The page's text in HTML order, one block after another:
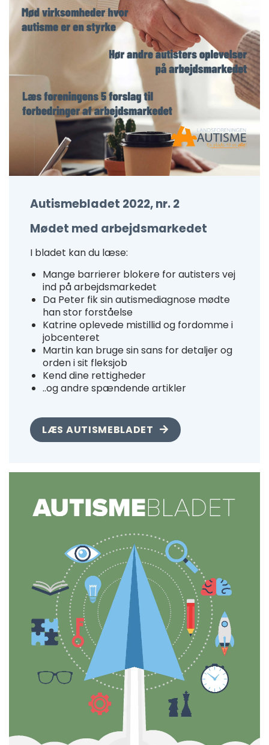
Autismebladet 2022, nr. 2
Mødet med arbejdsmarkedet
I bladet kan du læse:
Mange barrierer blokere for autisters vej
ind på arbejdsmarkedet
Da Peter fik sin autismediagnose mødte
han stor forståelse
Katrine oplevede mistillid og fordomme i
jobcenteret
Martin kan bruge sin sans for detaljer og
orden i sit fleksjob
Kend dine rettigheder
..og andre spændende artikler
LÆS AUTISMEBLADET